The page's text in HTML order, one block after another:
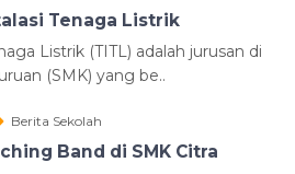
Tenaga Listrik
Listrik (TITL) adalah jurusan di
(SMK) yang be..
Berita Sekolah
Band di SMK Citra